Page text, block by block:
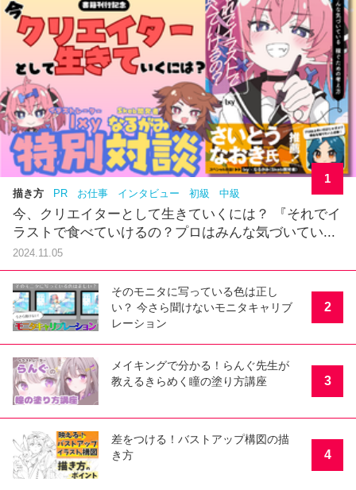
描き方 PR お仕事 インタビュー 初級 中級
今、クリエイターとして生きていくには？ 『それでイ
ラストで食べていけるの？プロはみんな気づいてい...
2024.11.05
1
そのモニタに写っている色は正し
い？ 今さら聞けないモニタキャリブ
レーション
2
メイキングで分かる！らんぐ先生が
教えるきらめく瞳の塗り方講座
3
差をつける！バストアップ構図の描
き方
4